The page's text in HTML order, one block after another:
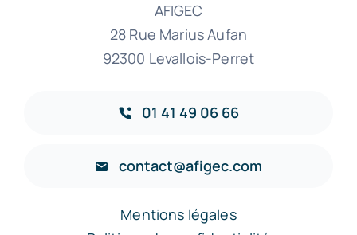
AFIGEC
28 Rue Marius Aufan
92300 Levallois-Perret
01 41 49 06 66
contact@afigec.com
Mentions légales